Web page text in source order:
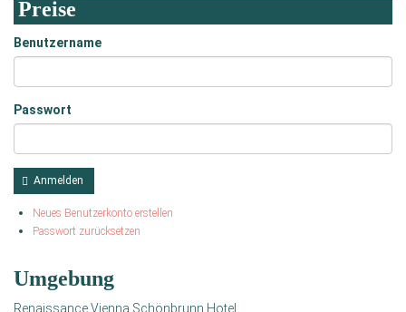
Preise
Benutzername
Passwort
Anmelden
Neues Benutzerkonto erstellen
Passwort zurücksetzen
Umgebung
Renaissance Vienna Schönbrunn Hotel